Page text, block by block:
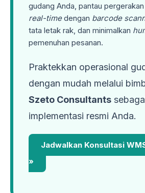
gudang Anda, pantau
real-timedengan barcode
tata letak rak, dan minimalkan
pemenuhan pesanan.
Praktekkan operasional
dengan mudah melalui
Szeto Consultants
implementasi resmi Anda.
Jadwalkan Konsultasi
»